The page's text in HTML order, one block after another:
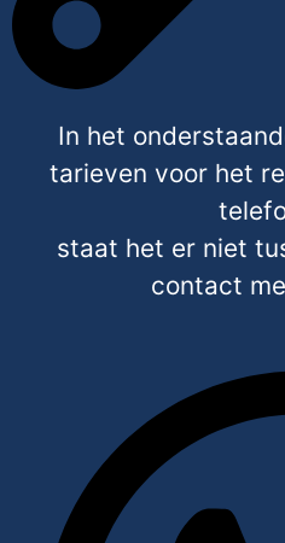
In het
tarieven voor het
staat het er niet
contact